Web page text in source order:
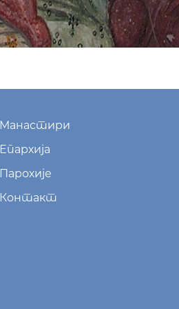
Манастири
Епархија
Парохије
Контакт